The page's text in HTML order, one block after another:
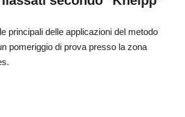
principali delle applicazioni del metodo
pomeriggio di prova presso la zona